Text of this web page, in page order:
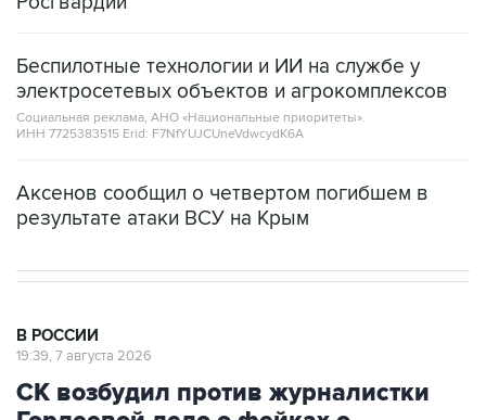
Беспилотные технологии и ИИ на службе у
Социальная реклама, АНО «Национальные приоритеты».
ИНН 7725383515 Erid: F7NfYUJCUneVdwcydK6A
Аксенов сообщил о четвертом погибшем в
СК возбудил против журналистки
Гордеевой дело о фейках о
российской армии